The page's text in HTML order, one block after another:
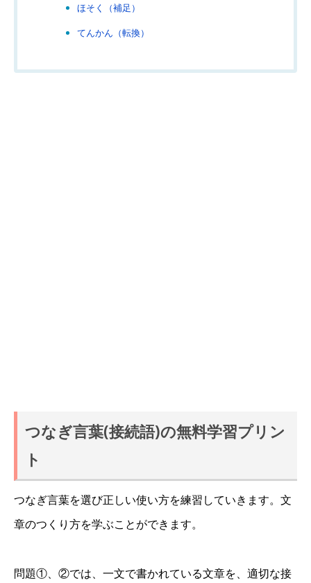
ほそく（補足）
てんかん（転換）
つなぎ言葉(接続語)の無料学習プリン
ト
つなぎ言葉を選び正しい使い方を練習していきます。文
章のつくり方を学ぶことができます。
問題①、②では、一文で書かれている文章を、適切な接